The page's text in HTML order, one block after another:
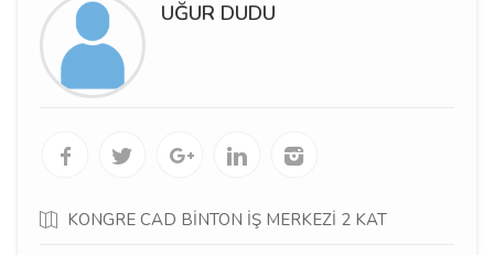
UĞUR DUDU
KONGRE CAD BİNTON İŞ MERKEZİ 2 KAT